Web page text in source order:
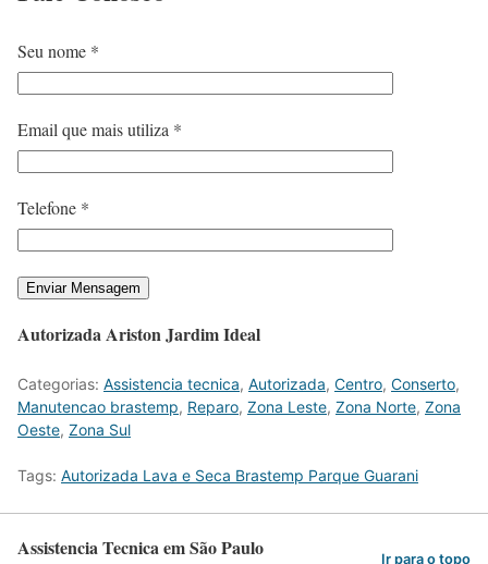
Seu nome *
Email que mais utiliza *
Telefone *
Autorizada Ariston Jardim Ideal
Categorias: Assistencia tecnica, Autorizada, Centro, Conserto,
Manutencao brastemp, Reparo, Zona Leste, Zona Norte, Zona
Oeste, Zona Sul
Tags: Autorizada Lava e Seca Brastemp Parque Guarani
Assistencia Tecnica em São Paulo Ir para o topo